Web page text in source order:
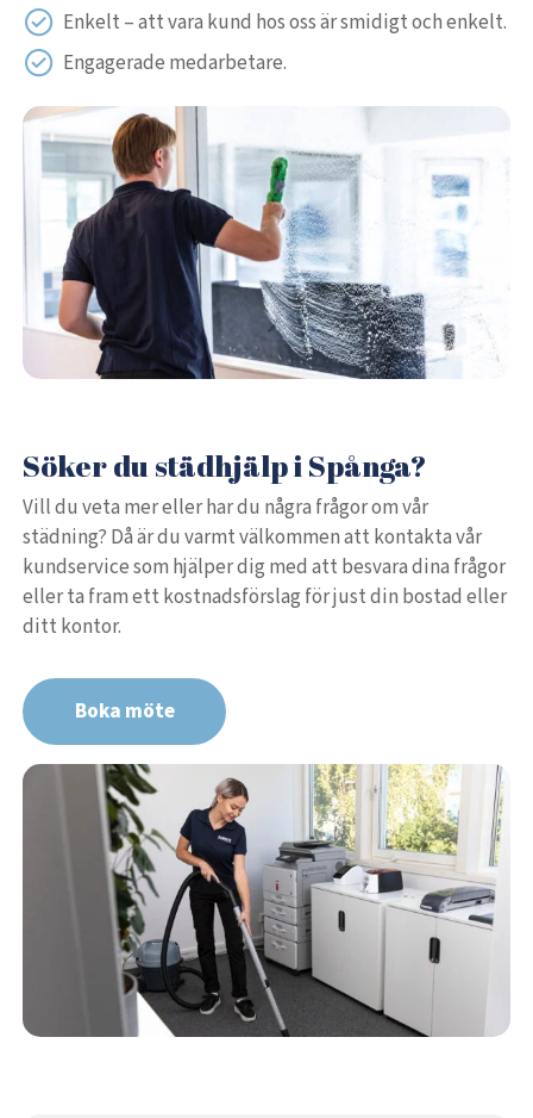
Enkelt – att vara kund hos oss är smidigt och enkelt.
Engagerade medarbetare.
Söker du städhjälp i Spånga?
Vill du veta mer eller har du några frågor om vår
städning? Då är du varmt välkommen att kontakta vår
kundservice som hjälper dig med att besvara dina frågor
eller ta fram ett kostnadsförslag för just din bostad eller
ditt kontor.
Boka möte